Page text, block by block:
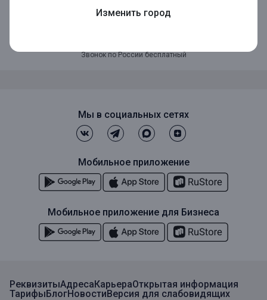
Изменить город
Звонок по России бесплатный
РеквизитыАдресаКарьераОткрытая информация
ТарифыБлогНовостиВерсия для слабовидящих
Мы в социальных сетях
Мобильное приложение
Мобильное приложение для Бизнеса